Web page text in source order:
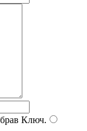
Ключ.